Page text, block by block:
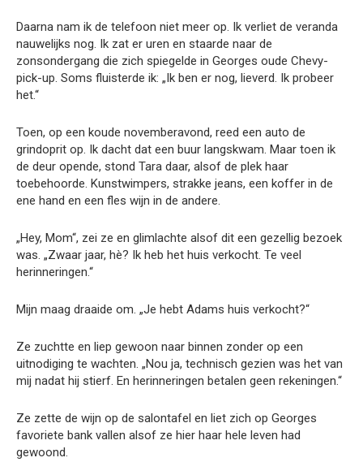
Daarna nam ik de telefoon niet meer op. Ik verliet de veranda
nauwelijks nog. Ik zat er uren en staarde naar de
zonsondergang die zich spiegelde in Georges oude Chevy-
pick-up. Soms fluisterde ik: „Ik ben er nog, lieverd. Ik probeer
het.“
Toen, op een koude novemberavond, reed een auto de
grindoprit op. Ik dacht dat een buur langskwam. Maar toen ik
de deur opende, stond Tara daar, alsof de plek haar
toebehoorde. Kunstwimpers, strakke jeans, een koffer in de
ene hand en een fles wijn in de andere.
„Hey, Mom“, zei ze en glimlachte alsof dit een gezellig bezoek
was. „Zwaar jaar, hè? Ik heb het huis verkocht. Te veel
herinneringen.“
Mijn maag draaide om. „Je hebt Adams huis verkocht?“
Ze zuchtte en liep gewoon naar binnen zonder op een
uitnodiging te wachten. „Nou ja, technisch gezien was het van
mij nadat hij stierf. En herinneringen betalen geen rekeningen.“
Ze zette de wijn op de salontafel en liet zich op Georges
favoriete bank vallen alsof ze hier haar hele leven had
gewoond.